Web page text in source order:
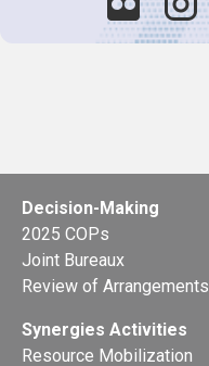
Decision-Making
2025 COPs
Joint Bureaux
Review of Arrangements
Synergies Activities
Resource Mobilization